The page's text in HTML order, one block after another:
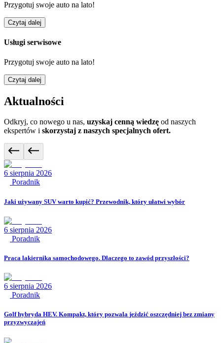
Przygotuj swoje auto na lato!
Czytaj dalej
Usługi serwisowe
Przygotuj swoje auto na lato!
Czytaj dalej
Aktualności
Odkryj, co nowego u nas, uzyskaj cenną wiedzę od naszych
ekspertów i skorzystaj z naszych specjalnych ofert.
6 sierpnia 2026
Poradnik
Jaki używany SUV warto kupić? Przewodnik, który ułatwi wybór
6 sierpnia 2026
Poradnik
Praca lakiernika samochodowego. Dlaczego to zawód przyszłości?
6 sierpnia 2026
Poradnik
Golf hybryda HEV. Kompakt, który pozwala jeździć oszczędniej bez zmiany
przyzwyczajeń